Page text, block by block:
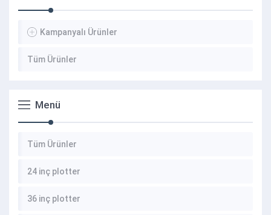
Kampanyalı Ürünler
Tüm Ürünler
Menü
Tüm Ürünler
24 inç plotter
36 inç plotter